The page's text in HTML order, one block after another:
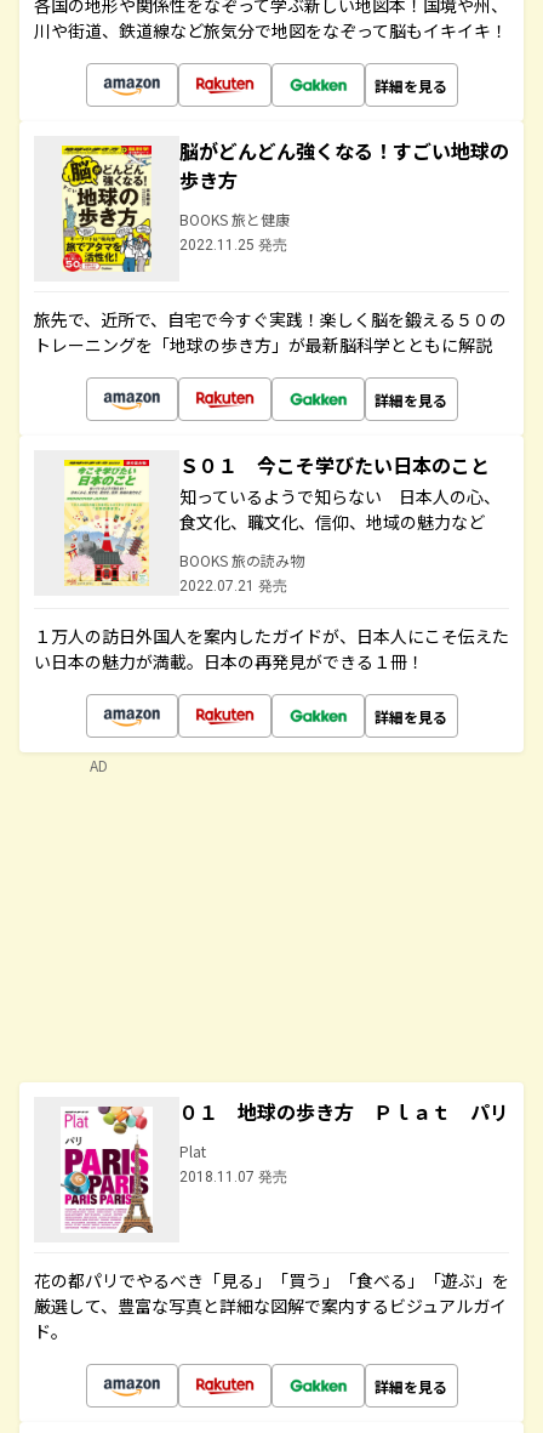
各国の地形や関係性をなぞって学ぶ新しい地図本！国境や州、
川や街道、鉄道線など旅気分で地図をなぞって脳もイキイキ！
詳細を見る
脳がどんどん強くなる！すごい地球の
歩き方
BOOKS 旅と健康
2022.11.25 発売
旅先で、近所で、自宅で今すぐ実践！楽しく脳を鍛える５０の
トレーニングを「地球の歩き方」が最新脳科学とともに解説
詳細を見る
Ｓ０１ 今こそ学びたい日本のこと
知っているようで知らない 日本人の心、
食文化、職文化、信仰、地域の魅力など
BOOKS 旅の読み物
2022.07.21 発売
１万人の訪日外国人を案内したガイドが、日本人にこそ伝えた
い日本の魅力が満載。日本の再発見ができる１冊！
詳細を見る
０１ 地球の歩き方 Ｐｌａｔ パリ
Plat
2018.11.07 発売
花の都パリでやるべき「見る」「買う」「食べる」「遊ぶ」を
厳選して、豊富な写真と詳細な図解で案内するビジュアルガイ
ド。
詳細を見る
AD